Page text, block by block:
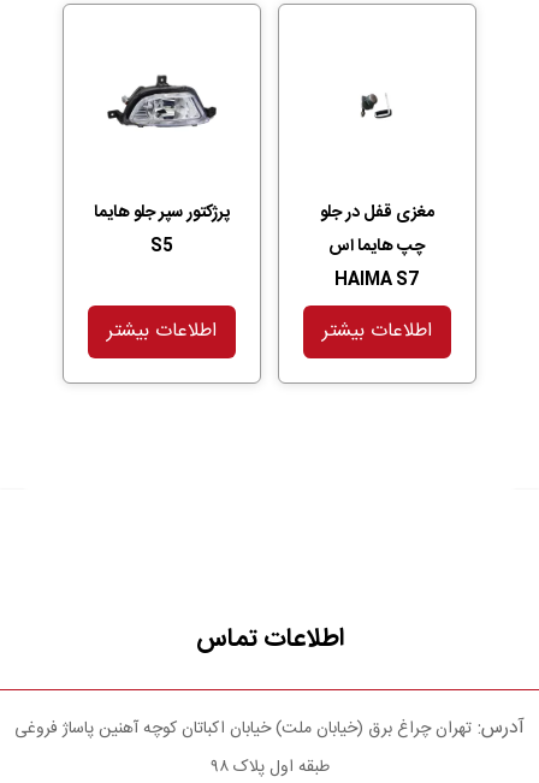
مغزی قفل در جلو
چپ هایما اس
HAIMA S7
اطلاعات بیشتر
پرژکتور سپر جلو هایما
S5
اطلاعات بیشتر
اطلاعات تماس
آدرس: تهران چراغ برق (خیابان ملت) خیابان اکباتان کوچه آهنین پاساژ فروغی
طبقه اول پلاک ۹۸